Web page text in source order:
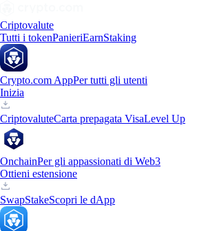
Criptovalute
Tutti i tokenPanieriEarnStaking
Crypto.com AppPer tutti gli utenti
Inizia
CriptovaluteCarta prepagata VisaLevel Up
OnchainPer gli appassionati di Web3
Ottieni estensione
SwapStakeScopri le dApp